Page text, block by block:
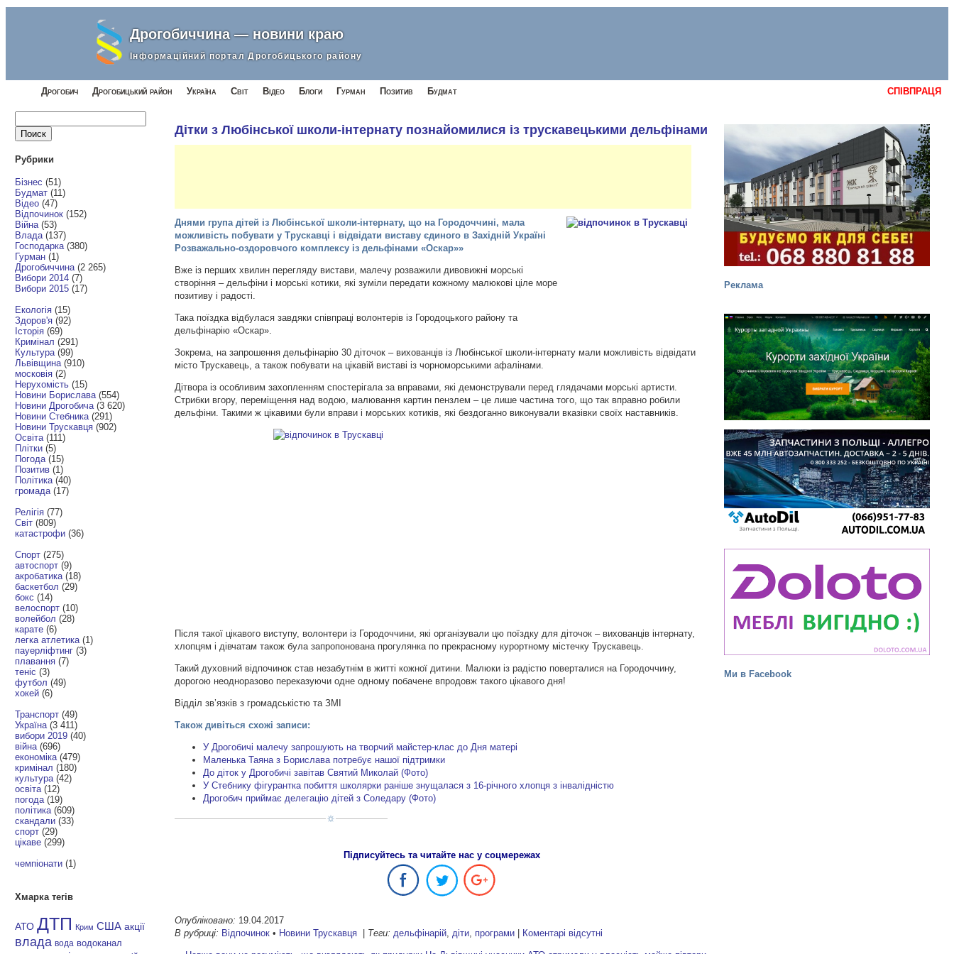
Дрогобиччина — новини краю
Інформаційний портал Дрогобицького району
Дрогобич Дрогобицький район Україна Світ Відео Блоги Гурман СПІВПРАЦЯ
Позитив Будмат
Реклама
Ми в Facebook
Рубрики
Бізнес (51)
Будмат (11)
Відео (47)
Відпочинок (152)
Війна (53)
Влада (137)
Господарка (380)
Гурман (1)
Дрогобиччина (2 265)
Вибори 2014 (7)
Вибори 2015 (17)
Екологія (15)
Здоров'я (92)
Історія (69)
Кримінал (291)
Культура (99)
Львівщина (910)
московія (2)
Нерухомість (15)
Новини Борислава (554)
Новини Дрогобича (3 620)
Новини Стебника (291)
Новини Трускавця (902)
Освіта (111)
Плітки (5)
Погода (15)
Позитив (1)
Політика (40)
громада (17)
Релігія (77)
Світ (809)
катастрофи (36)
Спорт (275)
автоспорт (9)
акробатика (18)
баскетбол (29)
бокс (14)
велоспорт (10)
волейбол (28)
карате (6)
легка атлетика (1)
пауерліфтинг (3)
плавання (7)
теніс (3)
футбол (49)
хокей (6)
Транспорт (49)
Україна (3 411)
вибори 2019 (40)
війна (696)
економіка (479)
кримінал (180)
культура (42)
освіта (12)
погода (19)
політика (609)
скандали (33)
спорт (29)
цікаве (299)
чемпіонати (1)
Хмарка тегів
АТО ДТП Крим США акції
влада вода водоканал
Дітки з Любінської школи-інтернату познайомилися із трускавецькими дельфінами
Днями група дітей із Любінської школи-інтернату, що на Городоччині, мала
можливість побувати у Трускавці і відвідати виставу єдиного в Західній Україні
Розважально-оздоровчого комплексу із дельфінами «Оскар»»
Вже із перших хвилин перегляду вистави, малечу розважили дивовижні морські
створіння – дельфіни і морські котики, які зуміли передати кожному малюкові ціле море
позитиву і радості.
Така поїздка відбулася завдяки співпраці волонтерів із Городоцького району та
дельфінарію «Оскар».
Зокрема, на запрошення дельфінарію 30 діточок – вихованців із Любінської школи-інтернату мали можливість відвідати
місто Трускавець, а також побувати на цікавій виставі із чорноморськими афалінами.
Дітвора із особливим захопленням спостерігала за вправами, які демонстрували перед глядачами морські артисти.
Стрибки вгору, переміщення над водою, малювання картин пензлем – це лише частина того, що так вправно робили
дельфіни. Такими ж цікавими були вправи і морських котиків, які бездоганно виконували вказівки своїх наставників.
Після такої цікавого виступу, волонтери із Городоччини, які організували цю поїздку для діточок – вихованців інтернату,
хлопцям і дівчатам також була запропонована прогулянка по прекрасному курортному містечку Трускавець.
Такий духовний відпочинок став незабутнім в житті кожної дитини. Малюки із радістю поверталися на Городоччину,
дорогою неодноразово переказуючи одне одному побачене впродовж такого цікавого дня!
Відділ зв’язків з громадськістю та ЗМІ
Також дивіться схожі записи:
У Дрогобичі малечу запрошують на творчий майстер-клас до Дня матері
Маленька Таяна з Борислава потребує нашої підтримки
До діток у Дрогобичі завітав Святий Миколай (Фото)
У Стебнику фігурантка побиття школярки раніше знущалася з 16-річного хлопця з інвалідністю
Дрогобич приймає делегацію дітей з Соледару (Фото)
Підписуйтесь та читайте нас у соцмережах
Опубліковано: 19.04.2017
В рубриці: Відпочинок • Новини Трускавця | Теги: дельфінарій діти програми | Коментарі відсутні